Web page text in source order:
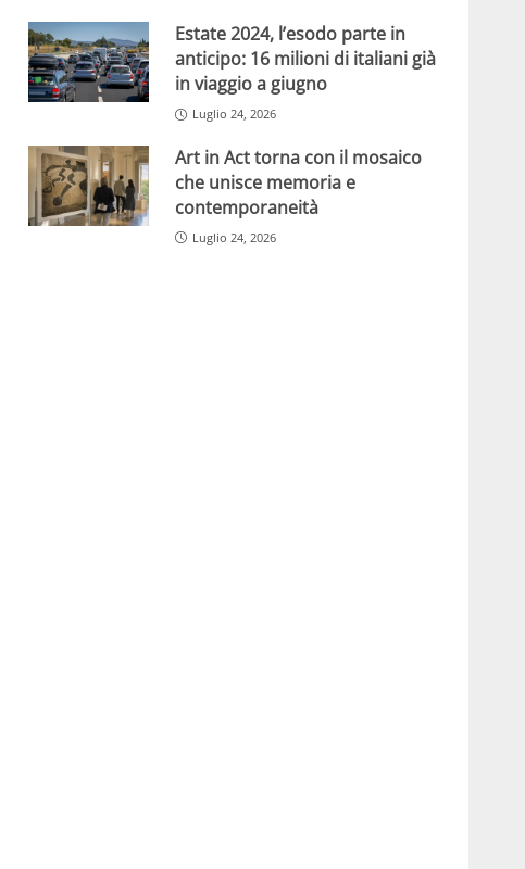
Estate 2024, l’esodo parte in
anticipo: 16 milioni di italiani già
in viaggio a giugno
Luglio 24, 2026
Art in Act torna con il mosaico
che unisce memoria e
contemporaneità
Luglio 24, 2026